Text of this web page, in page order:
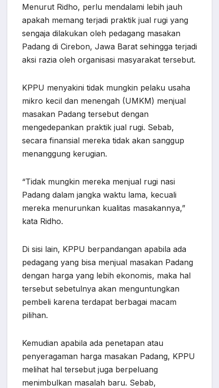
Menurut Ridho, perlu mendalami lebih jauh
apakah memang terjadi praktik jual rugi yang
sengaja dilakukan oleh pedagang masakan
Padang di Cirebon, Jawa Barat sehingga terjadi
aksi razia oleh organisasi masyarakat tersebut.
KPPU menyakini tidak mungkin pelaku usaha
mikro kecil dan menengah (UMKM) menjual
masakan Padang tersebut dengan
mengedepankan praktik jual rugi. Sebab,
secara finansial mereka tidak akan sanggup
menanggung kerugian.
“Tidak mungkin mereka menjual rugi nasi
Padang dalam jangka waktu lama, kecuali
mereka menurunkan kualitas masakannya,”
kata Ridho.
Di sisi lain, KPPU berpandangan apabila ada
pedagang yang bisa menjual masakan Padang
dengan harga yang lebih ekonomis, maka hal
tersebut sebetulnya akan menguntungkan
pembeli karena terdapat berbagai macam
pilihan.
Kemudian apabila ada penetapan atau
penyeragaman harga masakan Padang, KPPU
melihat hal tersebut juga berpeluang
menimbulkan masalah baru. Sebab,